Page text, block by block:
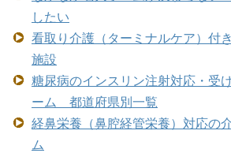
したい
看取り介護（ターミナルケア）付
施設
糖尿病のインスリン注射対応・受
ーム 都道府県別一覧
経鼻栄養（鼻腔経管栄養）対応の
ム